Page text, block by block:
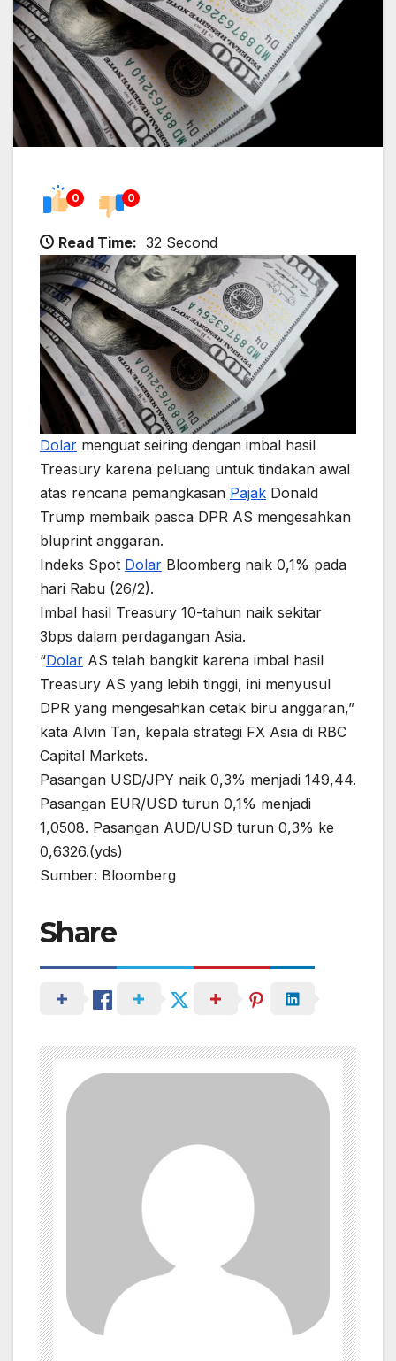
0 0
Read Time: 32 Second
Dolar menguat seiring dengan imbal hasil
Treasury karena peluang untuk tindakan awal
atas rencana pemangkasan Pajak Donald
Trump membaik pasca DPR AS mengesahkan
bluprint anggaran.
Indeks Spot Dolar Bloomberg naik 0,1% pada
hari Rabu (26/2).
Imbal hasil Treasury 10-tahun naik sekitar
3bps dalam perdagangan Asia.
“Dolar AS telah bangkit karena imbal hasil
Treasury AS yang lebih tinggi, ini menyusul
DPR yang mengesahkan cetak biru anggaran,”
kata Alvin Tan, kepala strategi FX Asia di RBC
Capital Markets.
Pasangan USD/JPY naik 0,3% menjadi 149,44.
Pasangan EUR/USD turun 0,1% menjadi
1,0508. Pasangan AUD/USD turun 0,3% ke
0,6326.(yds)
Sumber: Bloomberg
Share